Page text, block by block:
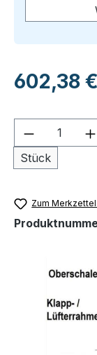
Regulärer Preis:
602,38 €
Produkt
Stück
Zum